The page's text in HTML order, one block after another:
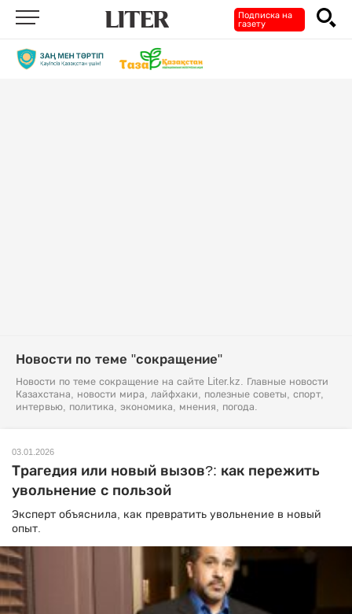
Подписка на
газету
Новости по теме "сокращение"
Новости по теме сокращение на сайте Liter.kz. Главные новости
Казахстана, новости мира, лайфхаки, полезные советы, спорт,
интервью, политика, экономика, мнения, погода.
03.01.2026
Трагедия или новый вызов?: как пережить
увольнение с пользой
Эксперт объяснила, как превратить увольнение в новый
опыт.